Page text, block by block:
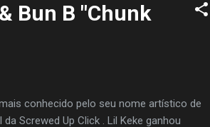
Bun B "Chunk
conhecido pelo seu nome artístico de
Screwed Up Click . Lil Keke ganhou